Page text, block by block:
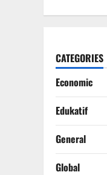
CATEGORIES
Economic
Edukatif
General
Global